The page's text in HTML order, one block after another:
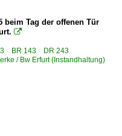
beim Tag der offenen Tür

BR 143 DR 243
/ Bw Erfurt (Instandhaltung)